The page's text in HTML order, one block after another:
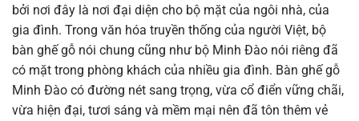
bởi nơi đây là nơi đại diện cho bộ mặt của ngôi nhà, của
gia đình. Trong văn hóa truyền thống của người Việt, bộ
bàn ghế gỗ nói chung cũng như bộ Minh Đào nói riêng đã
có mặt trong phòng khách của nhiều gia đình. Bàn ghế gỗ
Minh Đào có đường nét sang trọng, vừa cổ điển vững chãi,
vừa hiện đại, tươi sáng và mềm mại nên đã tôn thêm vẻ